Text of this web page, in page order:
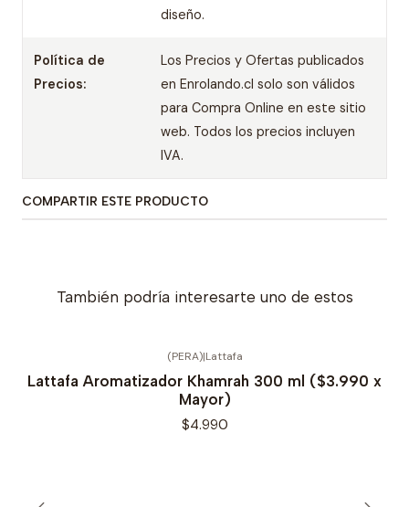
diseño.
Política de
Precios:
Los Precios y Ofertas publicados
en Enrolando.cl solo son válidos
para Compra Online en este sitio
web. Todos los precios incluyen
IVA.
COMPARTIR ESTE PRODUCTO
También podría interesarte uno de estos
(PERA)|Lattafa
Lattafa Aromatizador Khamrah 300 ml ($3.990 x
Mayor)
$4.990